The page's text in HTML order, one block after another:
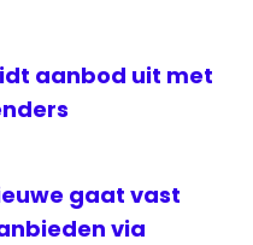
aanbod uit met
gaat vast
via